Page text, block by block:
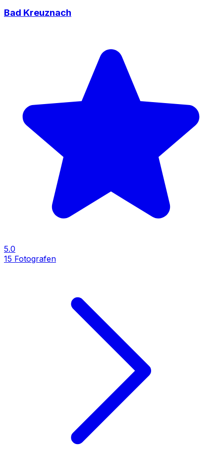
Bad Kreuznach
5.0
15 Fotografen